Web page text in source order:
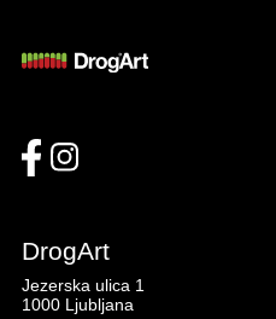
DrogArt
Jezerska ulica 1
1000 Ljubljana